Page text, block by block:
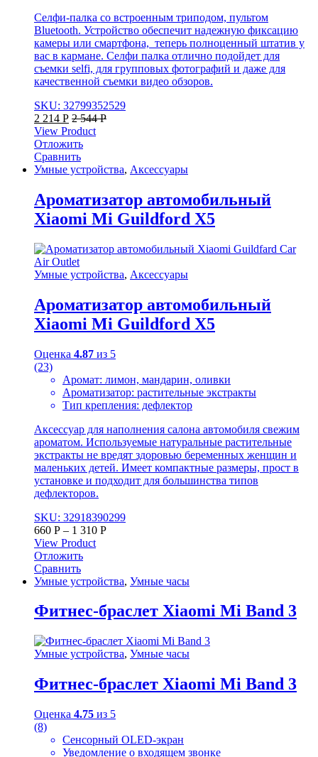
Селфи-палка со встроенным триподом, пультом
Bluetooth. Устройство обеспечит надежную фиксацию
камеры или смартфона, теперь полноценный штатив у
вас в кармане. Селфи палка отлично подойдет для
съемки selfi, для групповых фотографий и даже для
качественной съемки видео обзоров.
SKU: 32799352529
2 214 Р 2 544Р
View Product
Отложить
Сравнить
Умные устройства, Аксессуары
Ароматизатор автомобильный
Xiaomi Mi Guildford X5
Умные устройства, Аксессуары
Ароматизатор автомобильный
Xiaomi Mi Guildford X5
Оценка 4.87 из 5
(23)
Аромат: лимон, мандарин, оливки
Ароматизатор: растительные экстракты
Тип крепления: дефлектор
Аксессуар для наполнения салона автомобиля свежим
ароматом. Используемые натуральные растительные
экстракты не вредят здоровью беременных женщин и
маленьких детей. Имеет компактные размеры, прост в
установке и подходит для большинства типов
дефлекторов.
SKU: 32918390299
660 Р – 1 310 Р
View Product
Отложить
Сравнить
Умные устройства, Умные часы
Фитнес-браслет Xiaomi Mi Band 3
Умные устройства, Умные часы
Фитнес-браслет Xiaomi Mi Band 3
Оценка 4.75 из 5
(8)
Сенсорный OLED-экран
Уведомление о входящем звонке